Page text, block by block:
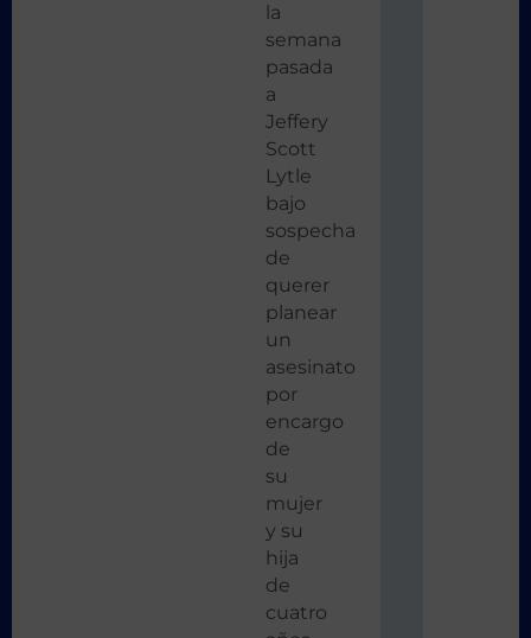
la
semana
pasada
a
Jeffery
Scott
Lytle
bajo
sospecha
de
querer
planear
un
asesinato
por
encargo
de
su
mujer
y su
hija
de
cuatro